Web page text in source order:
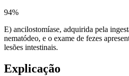
94%
E) ancilostomíase, adquirida pela
nematódeo, e o exame de fezes
lesões intestinais.
Explicação